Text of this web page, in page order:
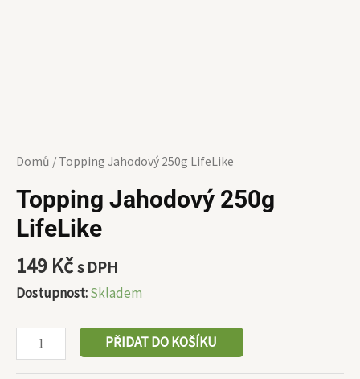
Domů / Topping Jahodový 250g LifeLike
Topping Jahodový 250g
LifeLike
149 Kčs DPH
Dostupnost:Skladem
PŘIDAT DO KOŠÍKU